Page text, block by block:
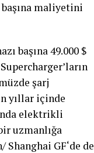
maliyetini
başına 49.000 $
şarj
yıllar içinde
elektrikli
uzmanlığa
Shanghai GF‘de de